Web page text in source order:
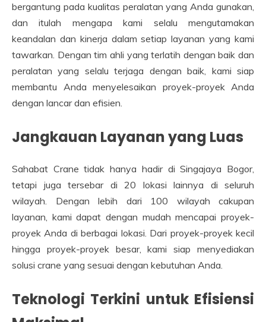
bergantung pada kualitas peralatan yang Anda gunakan,
dan itulah mengapa kami selalu mengutamakan
keandalan dan kinerja dalam setiap layanan yang kami
tawarkan. Dengan tim ahli yang terlatih dengan baik dan
peralatan yang selalu terjaga dengan baik, kami siap
membantu Anda menyelesaikan proyek-proyek Anda
dengan lancar dan efisien.
Jangkauan Layanan yang Luas
Sahabat Crane tidak hanya hadir di Singajaya Bogor,
tetapi juga tersebar di 20 lokasi lainnya di seluruh
wilayah. Dengan lebih dari 100 wilayah cakupan
layanan, kami dapat dengan mudah mencapai proyek-
proyek Anda di berbagai lokasi. Dari proyek-proyek kecil
hingga proyek-proyek besar, kami siap menyediakan
solusi crane yang sesuai dengan kebutuhan Anda.
Teknologi Terkini untuk Efisiensi